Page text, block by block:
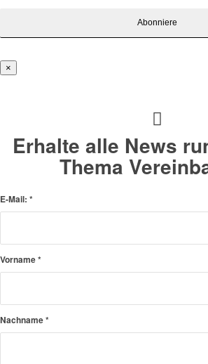
×
Erhalte alle News
Thema
E-Mail: *
Vorname*
Nachname*